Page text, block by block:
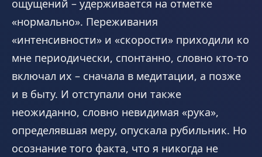
ощущений – удерживается на отметке
«нормально». Переживания
«интенсивности» и «скорости» приходили ко
мне периодически, спонтанно, словно кто-то
включал их – сначала в медитации, а позже
и в быту. И отступали они также
неожиданно, словно невидимая «рука»,
определявшая меру, опускала рубильник. Но
осознание того факта, что я никогда не